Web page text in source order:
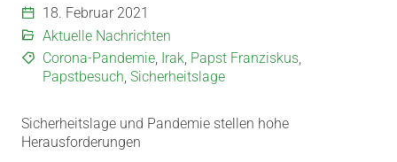
18. Februar 2021
Aktuelle Nachrichten
Corona-Pandemie, Irak, Papst Franziskus,
Papstbesuch, Sicherheitslage
Sicherheitslage und Pandemie stellen hohe
Herausforderungen